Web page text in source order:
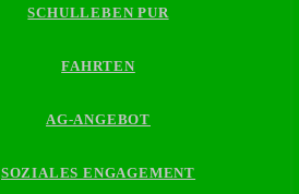
SCHULLEBEN PUR
FAHRTEN
AG-ANGEBOT
SOZIALES ENGAGEMENT